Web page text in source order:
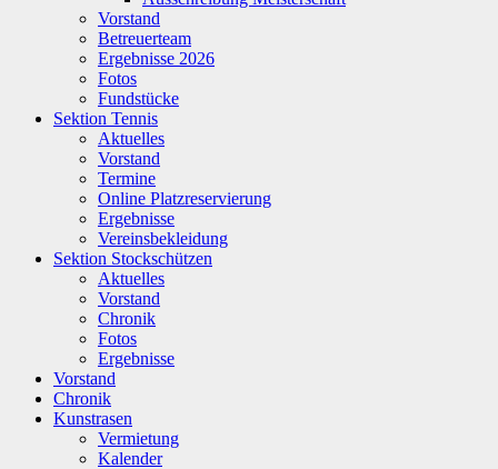
Vorstand
Betreuerteam
Ergebnisse 2026
Fotos
Fundstücke
Sektion Tennis
Aktuelles
Vorstand
Termine
Online Platzreservierung
Ergebnisse
Vereinsbekleidung
Sektion Stockschützen
Aktuelles
Vorstand
Chronik
Fotos
Ergebnisse
Vorstand
Chronik
Kunstrasen
Vermietung
Kalender